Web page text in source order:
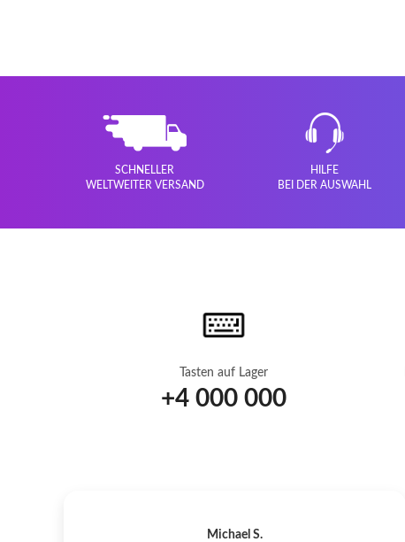
SCHNELLER
WELTWEITER VERSAND
HILFE
BEI DER AUSWAHL
Tasten auf Lager
+4 000 000
Michael S.